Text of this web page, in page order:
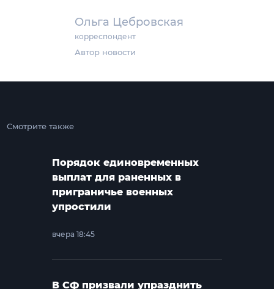
Ольга Цебровская
корреспондент
Автор новости
Смотрите также
Порядок единовременных
выплат для раненных в
приграничье военных
упростили
вчера 18:45
В СФ призвали упразднить